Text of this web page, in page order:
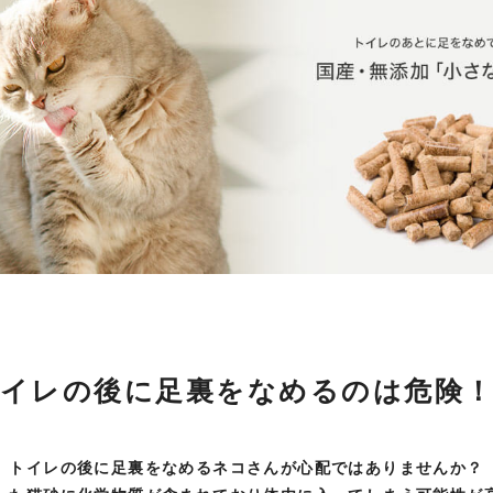
レの後に足裏をなめるのは危険
トイレの後に足裏をなめるネコさんが心配ではありませんか？